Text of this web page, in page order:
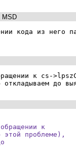
MSD
кода из него
к cs-
до
к
проблеме),